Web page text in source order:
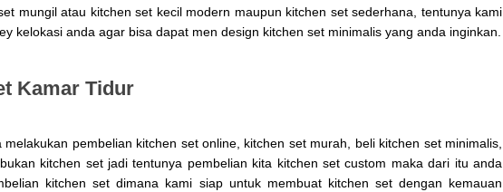
mungil atau kitchen set kecil modern maupun kitchen set sederhana, tentunya kami
kelokasi anda agar bisa dapat men design kitchen set minimalis yang anda inginkan.
Kamar Tidur
melakukan pembelian kitchen set online, kitchen set murah, beli kitchen set minimalis,
kitchen set jadi tentunya pembelian kita kitchen set custom maka dari itu anda
kitchen set dimana kami siap untuk membuat kitchen set dengan kemauan